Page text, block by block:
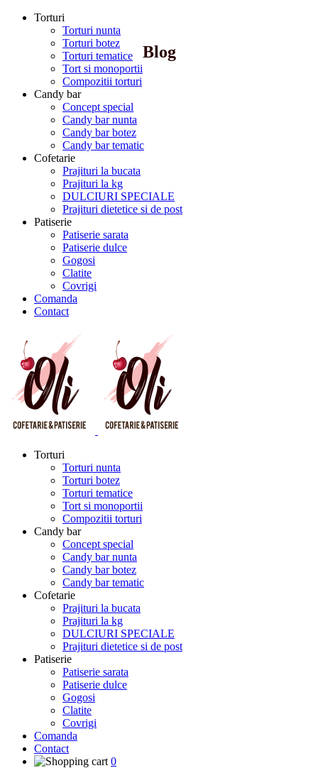
Torturi
Torturi nunta
Torturi botez
Torturi tematice
Tort si monoportii
Compozitii torturi
Candy bar
Concept special
Candy bar nunta
Candy bar botez
Candy bar tematic
Cofetarie
Prajituri la bucata
Prajituri la kg
DULCIURI SPECIALE
Prajituri dietetice si de post
Patiserie
Patiserie sarata
Patiserie dulce
Gogosi
Clatite
Covrigi
Comanda
Contact
Torturi
Torturi nunta
Torturi botez
Torturi tematice
Tort si monoportii
Compozitii torturi
Candy bar
Concept special
Candy bar nunta
Candy bar botez
Candy bar tematic
Cofetarie
Prajituri la bucata
Prajituri la kg
DULCIURI SPECIALE
Prajituri dietetice si de post
Patiserie
Patiserie sarata
Patiserie dulce
Gogosi
Clatite
Covrigi
Comanda
Contact
0
Blog